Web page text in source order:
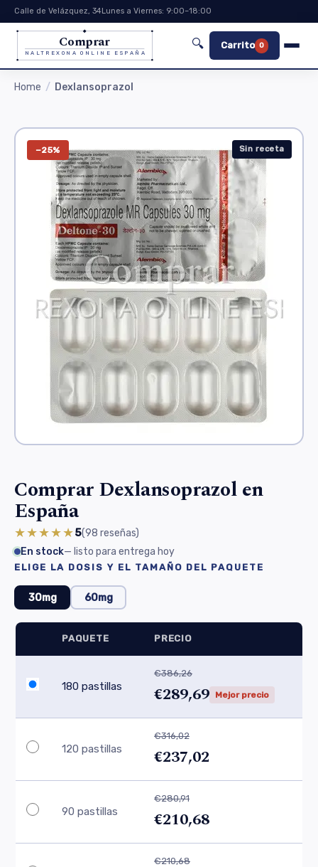
Calle de Velázquez, 34Lunes a Viernes: 9:00–18:00
Comprar
NALTREXONA ONLINE ESPAÑA
🔍 Carrito 0
Home Dexlansoprazol
−25% Sin receta
Comprar Dexlansoprazol en
España
★★★★★5(98 reseñas)
En stock— listo para entrega hoy
ELIGE LA DOSIS Y EL TAMAÑO DEL PAQUETE
30mg 60mg
PAQUETE PRECIO
180 pastillas
€386,26
€289,69 Mejor precio
120 pastillas
€316,02
€237,02
90 pastillas
€280,91
€210,68
€210,68